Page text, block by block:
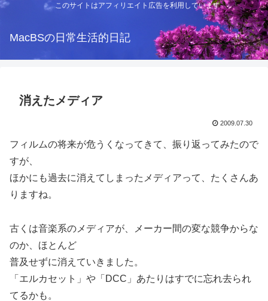
このサイトはアフィリエイト広告を利用しています
MacBSの日常生活的日記
消えたメディア
2009.07.30
フィルムの将来が危うくなってきて、振り返ってみたので
すが、
ほかにも過去に消えてしまったメディアって、たくさんあ
りますね。
古くは音楽系のメディアが、メーカー間の変な競争からな
のか、ほとんど
普及せずに消えていきました。
「エルカセット」や「DCC」あたりはすでに忘れ去られ
てるかも。